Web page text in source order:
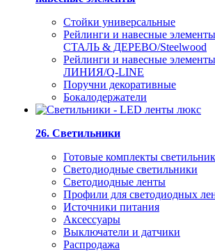
Стойки универсальные
Рейлинги и навесные элементы
СТАЛЬ & ДЕРЕВО/Steelwood
Рейлинги и навесные
ЛИНИЯ/Q-LINE
Поручни декоративные
Бокалодержатели
26. Светильники
Готовые комплекты
Светодиодные светильники
Светодиодные ленты
Профили для светодиодных
Источники питания
Аксессуары
Выключатели и датчики
Распродажа